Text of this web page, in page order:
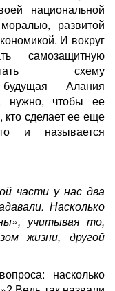
национальной
развитой
И вокруг
самозащитную
схему
Алания
нужно, чтобы ее
кто сделает ее еще
и называется
части у нас два
Насколько
учитывая то,
жизни, другой
насколько